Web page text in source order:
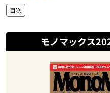
目次
モノマックス